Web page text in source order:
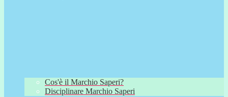
Cos'è il Marchio Saperi?
Disciplinare Marchio Saperi